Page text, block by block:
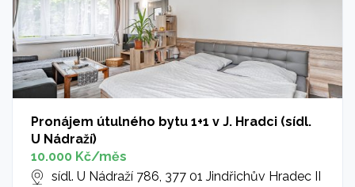
Pronájem útulného bytu 1+1 v J. Hradci (sídl.
U Nádraží)
10.000 Kč/měs
sídl. U Nádraží 786, 377 01 Jindřichův Hradec II